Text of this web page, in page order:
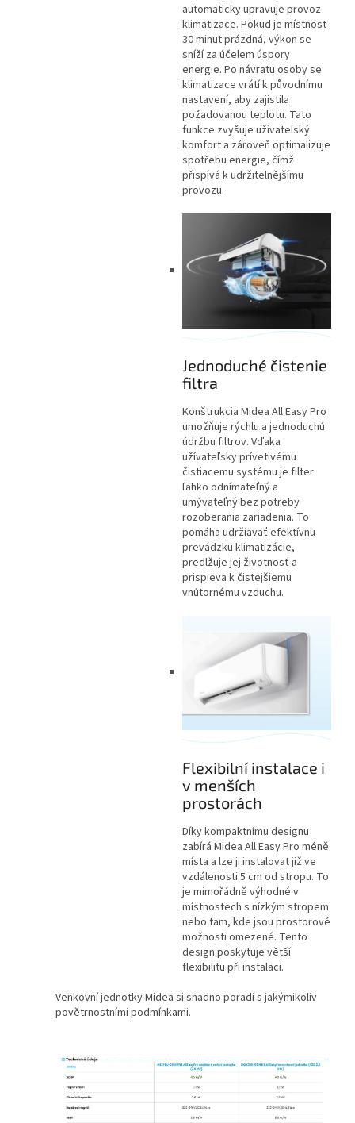
automaticky upravuje provoz
klimatizace. Pokud je místnost
30 minut prázdná, výkon se
sníží za účelem úspory
energie. Po návratu osoby se
klimatizace vrátí k původnímu
nastavení, aby zajistila
požadovanou teplotu. Tato
funkce zvyšuje uživatelský
komfort a zároveň optimalizuje
spotřebu energie, čímž
přispívá k udržitelnějšímu
provozu.
Jednoduché čistenie
filtra
Konštrukcia Midea All Easy Pro
umožňuje rýchlu a jednoduchú
údržbu filtrov. Vďaka
užívateľsky prívetivému
čistiacemu systému je filter
ľahko odnímateľný a
umývateľný bez potreby
rozoberania zariadenia. To
pomáha udržiavať efektívnu
prevádzku klimatizácie,
predlžuje jej životnosť a
prispieva k čistejšiemu
vnútornému vzduchu.
Flexibilní instalace i
v menších
prostorách
Díky kompaktnímu designu
zabírá Midea All Easy Pro méně
místa a lze ji instalovat již ve
vzdálenosti 5 cm od stropu. To
je mimořádně výhodné v
místnostech s nízkým stropem
nebo tam, kde jsou prostorové
možnosti omezené. Tento
design poskytuje větší
flexibilitu při instalaci.
Venkovní jednotky Midea si snadno poradí s jakýmikoliv
povětrnostními podmínkami.